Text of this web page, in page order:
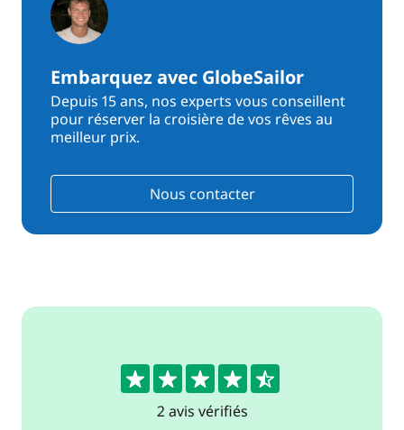
Embarquez avec GlobeSailor
Depuis 15 ans, nos experts vous conseillent
pour réserver la croisière de vos rêves au
meilleur prix.
Nous contacter
4.5
2 avis vérifiés